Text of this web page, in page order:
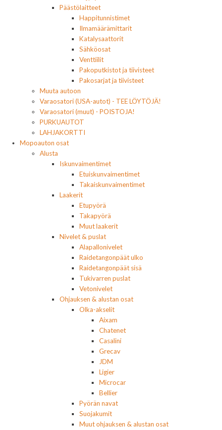
Päästölaitteet
Happitunnistimet
Ilmamäärämittarit
Katalysaattorit
Sähköosat
Venttiilit
Pakoputkistot ja tiivisteet
Pakosarjat ja tiivisteet
Muuta autoon
Varaosatori (USA-autot) - TEE LÖYTÖJÄ!
Varaosatori (muut) - POISTOJA!
PURKUAUTOT
LAHJAKORTTI
Mopoauton osat
Alusta
Iskunvaimentimet
Etuiskunvaimentimet
Takaiskunvaimentimet
Laakerit
Etupyörä
Takapyörä
Muut laakerit
Nivelet & puslat
Alapallonivelet
Raidetangonpäät ulko
Raidetangonpäät sisä
Tukivarren puslat
Vetonivelet
Ohjauksen & alustan osat
Olka-akselit
Aixam
Chatenet
Casalini
Grecav
JDM
Ligier
Microcar
Bellier
Pyörän navat
Suojakumit
Muut ohjauksen & alustan osat